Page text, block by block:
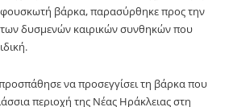
βάρκα, παρασύρθηκε προς την
δυσμενών καιρικών συνθηκών που
να προσεγγίσει τη βάρκα που
περιοχή της Νέας Ηράκλειας στη